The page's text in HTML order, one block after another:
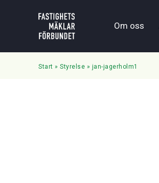
Om oss
Start » Styrelse » jan-jagerholm1